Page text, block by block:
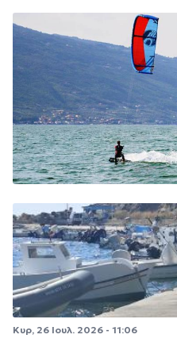
Κυρ, 26 Ιουλ. 2026 - 11:06